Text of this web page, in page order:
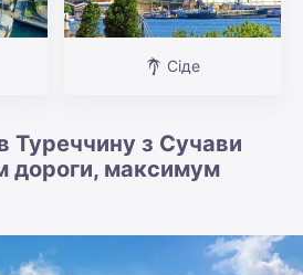
Сіде
Туреччину з Сучави
дороги, максимум